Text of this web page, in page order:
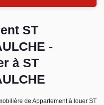
ST
-
à ST
de Appartement à louer ST